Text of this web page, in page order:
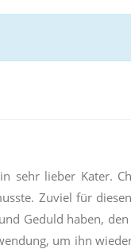
sehr lieber Kater.
Zuviel für
Geduld haben,
um ihn